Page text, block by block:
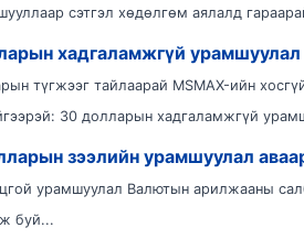
сэтгэл хөдөлгөм аялалд
хадгаламжгүй урамшуулал
түгжээг тайлаарай MSMAX-ийн
30 долларын хадгаламжгүй
зээлийн урамшуулал
урамшуулал Валютын арилжааны
буй...